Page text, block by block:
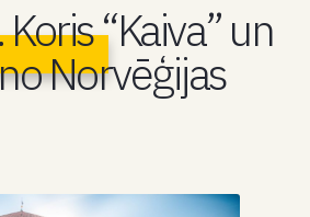
“Kaiva” un
Norvēģijas